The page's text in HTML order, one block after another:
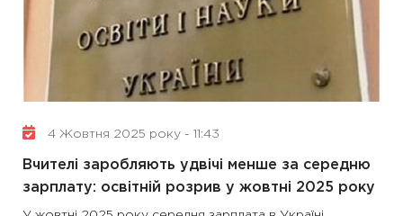
4 Жовтня 2025 року - 11:43
Вчителі заробляють удвічі менше за середню
зарплату: освітній розрив у жовтні 2025 року